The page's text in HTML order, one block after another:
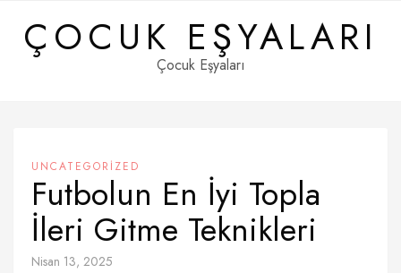
contentÇOCUK EŞYALARI
Çocuk Eşyaları
UNCATEGORIZED
Futbolun En İyi Topla
İleri Gitme Teknikleri
Nisan 13, 2025